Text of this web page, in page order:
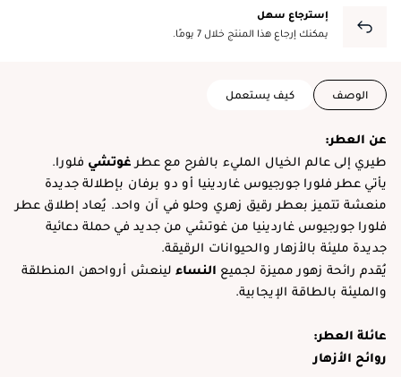
إسترجاع سهل
يمكنك إرجاع هذا المنتج خلال 7 يومًا.
الوصف كيف يستعمل
عن العطر:
طيري إلى عالم الخيال المليء بالفرح مع عطر غوتشي فلورا.
يأتي عطر فلورا جورجيوس غاردينيا أو دو برفان بإطلالة جديدة
منعشة تتميز بعطر رقيق زهري وحلو في آن واحد. يُعاد إطلاق عطر
فلورا جورجيوس غاردينيا من غوتشي من جديد في حملة دعائية
جديدة مليئة بالأزهار والحيوانات الرقيقة.
يُقدم رائحة زهور مميزة لجميع النساء لينعش أرواحهن المنطلقة
والمليئة بالطاقة الإيجابية.
عائلة العطر:
روائح الأزهار